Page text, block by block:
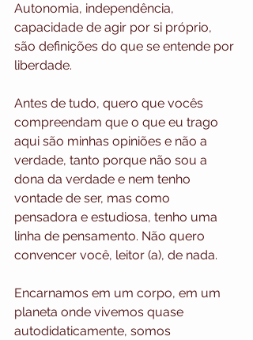
Autonomia, independência,
capacidade de agir por si próprio,
são definições do que se entende por
liberdade.
Antes de tudo, quero que vocês
compreendam que o que eu trago
aqui são minhas opiniões e não a
verdade, tanto porque não sou a
dona da verdade e nem tenho
vontade de ser, mas como
pensadora e estudiosa, tenho uma
linha de pensamento. Não quero
convencer você, leitor (a), de nada.
Encarnamos em um corpo, em um
planeta onde vivemos quase
autodidaticamente, somos